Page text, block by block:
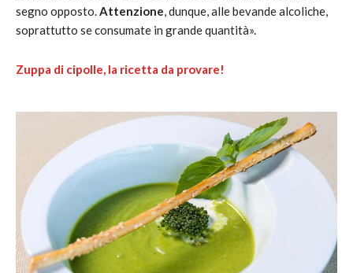
segno opposto.Attenzione, dunque, alle bevande alcoliche,
soprattutto se consumate in grande quantità».
Zuppa di cipolle, la ricetta da provare!